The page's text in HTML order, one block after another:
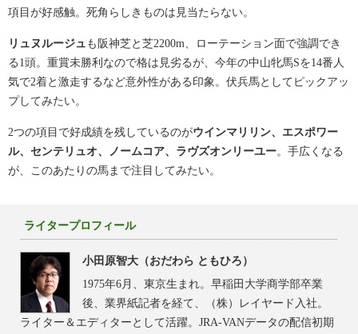
項目が好感触。死角らしきものは見当たらない。
リュヌルージュ も阪神芝と芝2200m、ローテーション面で強調でき
る1頭。重賞未勝利なので格は見劣るが、今年の中山牝馬Sを14番人
気で2着と激走するなど意外性がある印象。伏兵馬としてピックアッ
プしてみたい。
2つの項目で好成績を残しているのがウインマリリン、エスポワー
ル、センテリュオ、ノームコア、ラヴズオンリーユー。手広くなる
が、このあたりの馬まで注目してみたい。
ライタープロフィール
小田原智大（おだわら ともひろ）
1975年6月、東京生まれ。早稲田大学商学部卒業
後、業界紙記者を経て、（株）レイヤード入社。
ライター＆エディターとして活躍。JRA-VANデータの配信初期